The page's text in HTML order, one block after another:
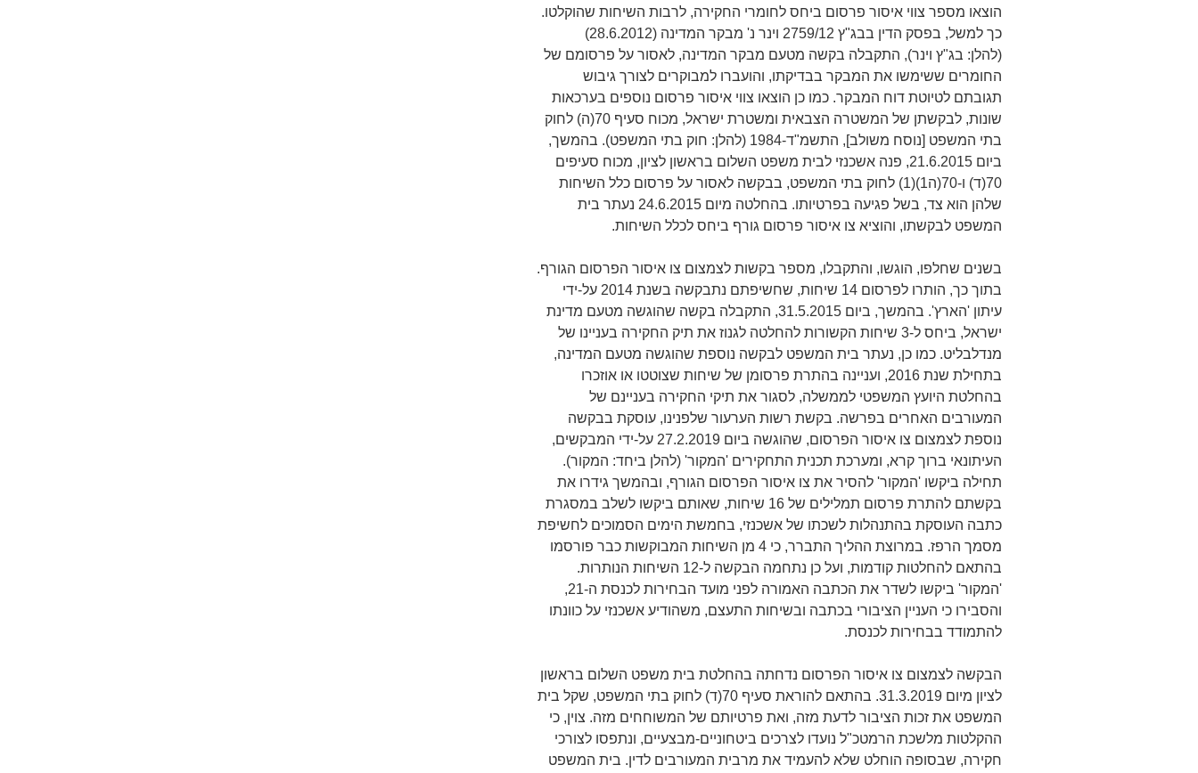
הוצאו מספר צווי איסור פרסום ביחס לחומרי החקירה, לרבות השיחות שהוקלטו.
כך למשל, בפסק הדין בבג"ץ 2759/12 וינר נ' מבקר המדינה (28.6.2012)
(להלן: בג"ץ וינר), התקבלה בקשה מטעם מבקר המדינה, לאסור על פרסומם של
החומרים ששימשו את המבקר בבדיקתו, והועברו למבוקרים לצורך גיבוש
תגובתם לטיוטת דוח המבקר. כמו כן הוצאו צווי איסור פרסום נוספים בערכאות
שונות, לבקשתן של המשטרה הצבאית ומשטרת ישראל, מכוח סעיף 70(ה) לחוק
בתי המשפט [נוסח משולב], התשמ"ד-1984 (להלן: חוק בתי המשפט). בהמשך,
ביום 21.6.2015, פנה אשכנזי לבית משפט השלום בראשון לציון, מכוח סעיפים
70(ד) ו-70(ה1)(1) לחוק בתי המשפט, בבקשה לאסור על פרסום כלל השיחות
שלהן הוא צד, בשל פגיעה בפרטיותו. בהחלטה מיום 24.6.2015 נעתר בית
המשפט לבקשתו, והוציא צו איסור פרסום גורף ביחס לכלל השיחות.
בשנים שחלפו, הוגשו, והתקבלו, מספר בקשות לצמצום צו איסור הפרסום הגורף.
בתוך כך, הותרו לפרסום 14 שיחות, שחשיפתם נתבקשה בשנת 2014 על-ידי
עיתון 'הארץ'. בהמשך, ביום 31.5.2015, התקבלה בקשה שהוגשה מטעם מדינת
ישראל, ביחס ל-3 שיחות הקשורות להחלטה לגנוז את תיק החקירה בעניינו של
מנדלבליט. כמו כן, נעתר בית המשפט לבקשה נוספת שהוגשה מטעם המדינה,
בתחילת שנת 2016, ועניינה בהתרת פרסומן של שיחות שצוטטו או אוזכרו
בהחלטת היועץ המשפטי לממשלה, לסגור את תיקי החקירה בעניינם של
המעורבים האחרים בפרשה. בקשת רשות הערעור שלפנינו, עוסקת בבקשה
נוספת לצמצום צו איסור הפרסום, שהוגשה ביום 27.2.2019 על-ידי המבקשים,
העיתונאי ברוך קרא, ומערכת תכנית התחקירים 'המקור' (להלן ביחד: המקור).
תחילה ביקשו 'המקור' להסיר את צו איסור הפרסום הגורף, ובהמשך גידרו את
בקשתם להתרת פרסום תמלילים של 16 שיחות, שאותם ביקשו לשלב במסגרת
כתבה העוסקת בהתנהלות לשכתו של אשכנזי, בחמשת הימים הסמוכים לחשיפת
מסמך הרפז. במרוצת ההליך התברר, כי 4 מן השיחות המבוקשות כבר פורסמו
בהתאם להחלטות קודמות, ועל כן נתחמה הבקשה ל-12 השיחות הנותרות.
'המקור' ביקשו לשדר את הכתבה האמורה לפני מועד הבחירות לכנסת ה-21,
והסבירו כי העניין הציבורי בכתבה ובשיחות התעצם, משהודיע אשכנזי על כוונתו
להתמודד בבחירות לכנסת.
הבקשה לצמצום צו איסור הפרסום נדחתה בהחלטת בית משפט השלום בראשון
לציון מיום 31.3.2019. בהתאם להוראת סעיף 70(ד) לחוק בתי המשפט, שקל בית
המשפט את זכות הציבור לדעת מזה, ואת פרטיותם של המשוחחים מזה. צוין, כי
ההקלטות מלשכת הרמטכ"ל נועדו לצרכים ביטחוניים-מבצעיים, ונתפסו לצורכי
חקירה, שבסופה הוחלט שלא להעמיד את מרבית המעורבים לדין. בית המשפט